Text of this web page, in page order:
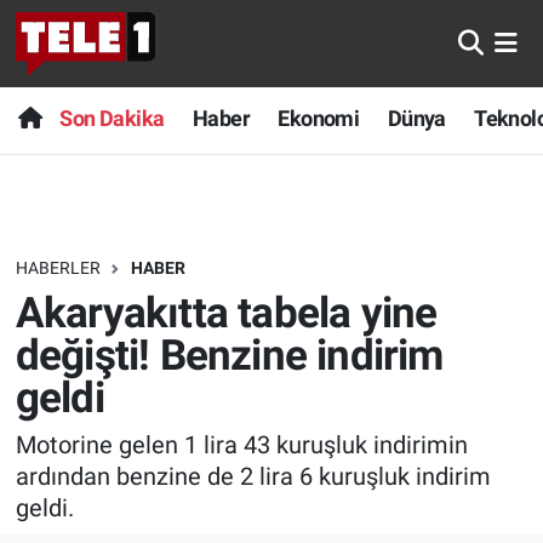
Son Dakika Haber Ekonomi Dünya
HABERLER HABER
Akaryakıtta tabela yine
değişti! Benzine indirim
geldi
Motorine gelen 1 lira 43 kuruşluk indirimin
ardından benzine de 2 lira 6 kuruşluk indirim
geldi.
Anında Manşet
Başka Sohbetler
Bilim turu
Bilim ve Teknoloji Evreni
Doğa Konuşuyor
Dünya
Son Dakika
Haber
Dünya
Teknoloji
Sağlık
Spor
Nöbetçi Eczaneler
Hava Durumu
Trafik Durumu
Süper Lig Puan Durumu ve Fikstür
Tüm Manşetler
Son Dakika Haberleri